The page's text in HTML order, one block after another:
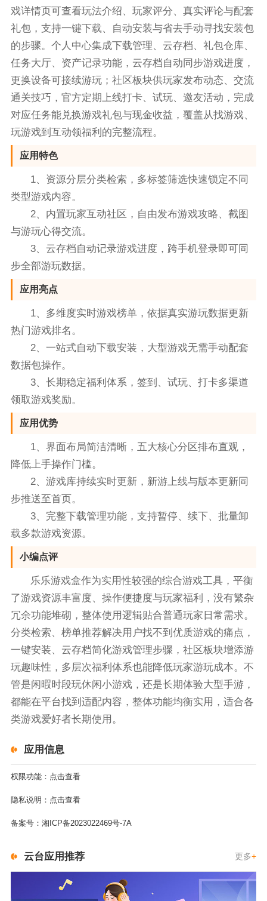
戏详情页可查看玩法介绍、玩家评分、真实评论与配套
礼包，支持一键下载、自动安装与省去手动寻找安装包
的步骤。个人中心集成下载管理、云存档、礼包仓库、
任务大厅、资产记录功能，云存档自动同步游戏进度，
更换设备可接续游玩；社区板块供玩家发布动态、交流
通关技巧，官方定期上线打卡、试玩、邀友活动，完成
对应任务能兑换游戏礼包与现金收益，覆盖从找游戏、
玩游戏到互动领福利的完整流程。
应用特色
1、资源分层分类检索，多标签筛选快速锁定不同
类型游戏内容。
2、内置玩家互动社区，自由发布游戏攻略、截图
与游玩心得交流。
3、云存档自动记录游戏进度，跨手机登录即可同
步全部游玩数据。
应用亮点
1、多维度实时游戏榜单，依据真实游玩数据更新
热门游戏排名。
2、一站式自动下载安装，大型游戏无需手动配套
数据包操作。
3、长期稳定福利体系，签到、试玩、打卡多渠道
领取游戏奖励。
应用优势
1、界面布局简洁清晰，五大核心分区排布直观，
降低上手操作门槛。
2、游戏库持续实时更新，新游上线与版本更新同
步推送至首页。
3、完整下载管理功能，支持暂停、续下、批量卸
载多款游戏资源。
小编点评
乐乐游戏盒作为实用性较强的综合游戏工具，平衡
了游戏资源丰富度、操作便捷度与玩家福利，没有繁杂
冗余功能堆砌，整体使用逻辑贴合普通玩家日常需求。
分类检索、榜单推荐解决用户找不到优质游戏的痛点，
一键安装、云存档简化游戏管理步骤，社区板块增添游
玩趣味性，多层次福利体系也能降低玩家游玩成本。不
管是闲暇时段玩休闲小游戏，还是长期体验大型手游，
都能在平台找到适配内容，整体功能均衡实用，适合各
类游戏爱好者长期使用。
应用信息
权限功能： 点击查看
隐私说明： 点击查看
备案号： 湘ICP备2023022469号-7A
云台应用推荐 更多+